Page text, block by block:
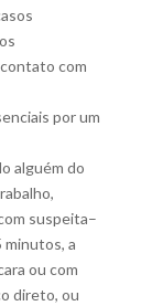
com
por um
alguém do
suspeita–
minutos, a
ou com
direto, ou